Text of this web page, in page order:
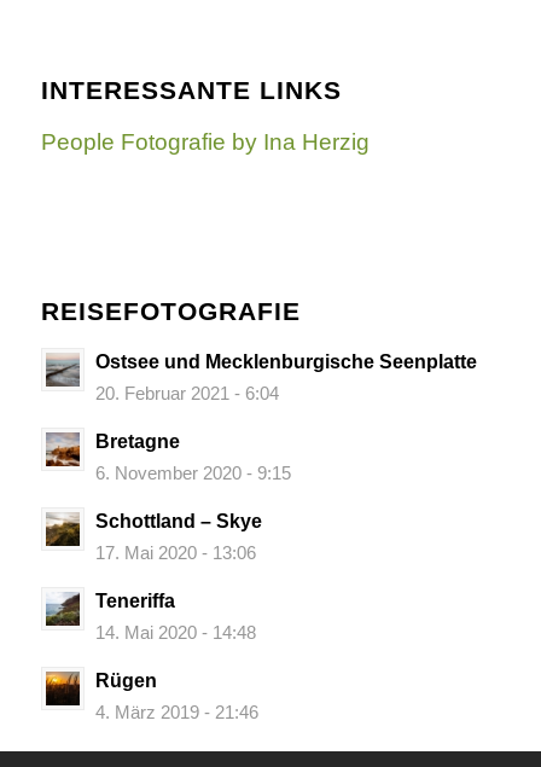
INTERESSANTE LINKS
People Fotografie by Ina Herzig
REISEFOTOGRAFIE
Ostsee und Mecklenburgische Seenplatte
20. Februar 2021 - 6:04
Bretagne
6. November 2020 - 9:15
Schottland – Skye
17. Mai 2020 - 13:06
Teneriffa
14. Mai 2020 - 14:48
Rügen
4. März 2019 - 21:46